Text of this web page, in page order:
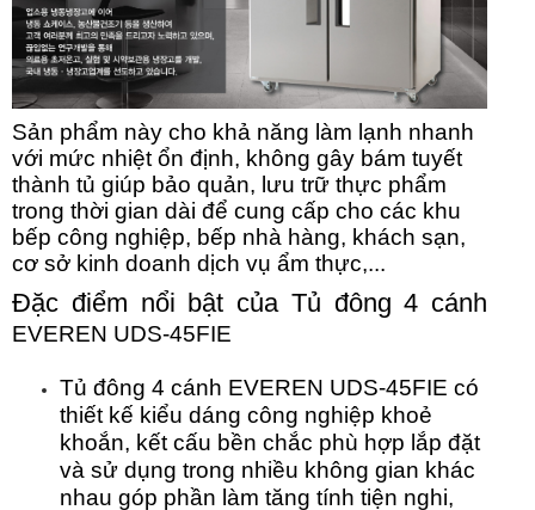
Sản phẩm này cho khả năng làm lạnh nhanh
với mức nhiệt ổn định, không gây bám tuyết
thành tủ giúp bảo quản, lưu trữ thực phẩm
trong thời gian dài để cung cấp cho các khu
bếp công nghiệp, bếp nhà hàng, khách sạn,
cơ sở kinh doanh dịch vụ ẩm thực,...
Đặc điểm nổi bật của Tủ đông 4 cánh
EVEREN UDS-45FIE
Tủ đông 4 cánh EVEREN UDS-45FIE có
thiết kế kiểu dáng công nghiệp khoẻ
khoắn, kết cấu bền chắc phù hợp lắp đặt
và sử dụng trong nhiều không gian khác
nhau góp phần làm tăng tính tiện nghi,